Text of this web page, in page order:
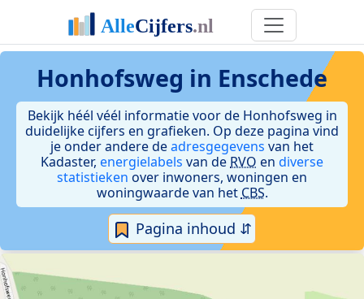
Honhofsweg in Enschede
Bekijk héél véél informatie voor de Honhofsweg in
duidelijke cijfers en grafieken. Op deze pagina vind
je onder andere deadresgegevens van het
Kadaster, energielabels van de RVO en diverse
statistieken over inwoners, woningen en
woningwaarde van het CBS.
Pagina inhoud ⇵